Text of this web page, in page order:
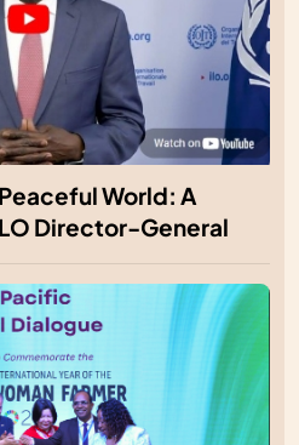
World: A
Director-General